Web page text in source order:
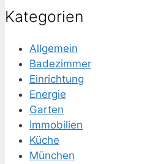
Kategorien
Allgemein
Badezimmer
Einrichtung
Energie
Garten
Immobilien
Küche
München